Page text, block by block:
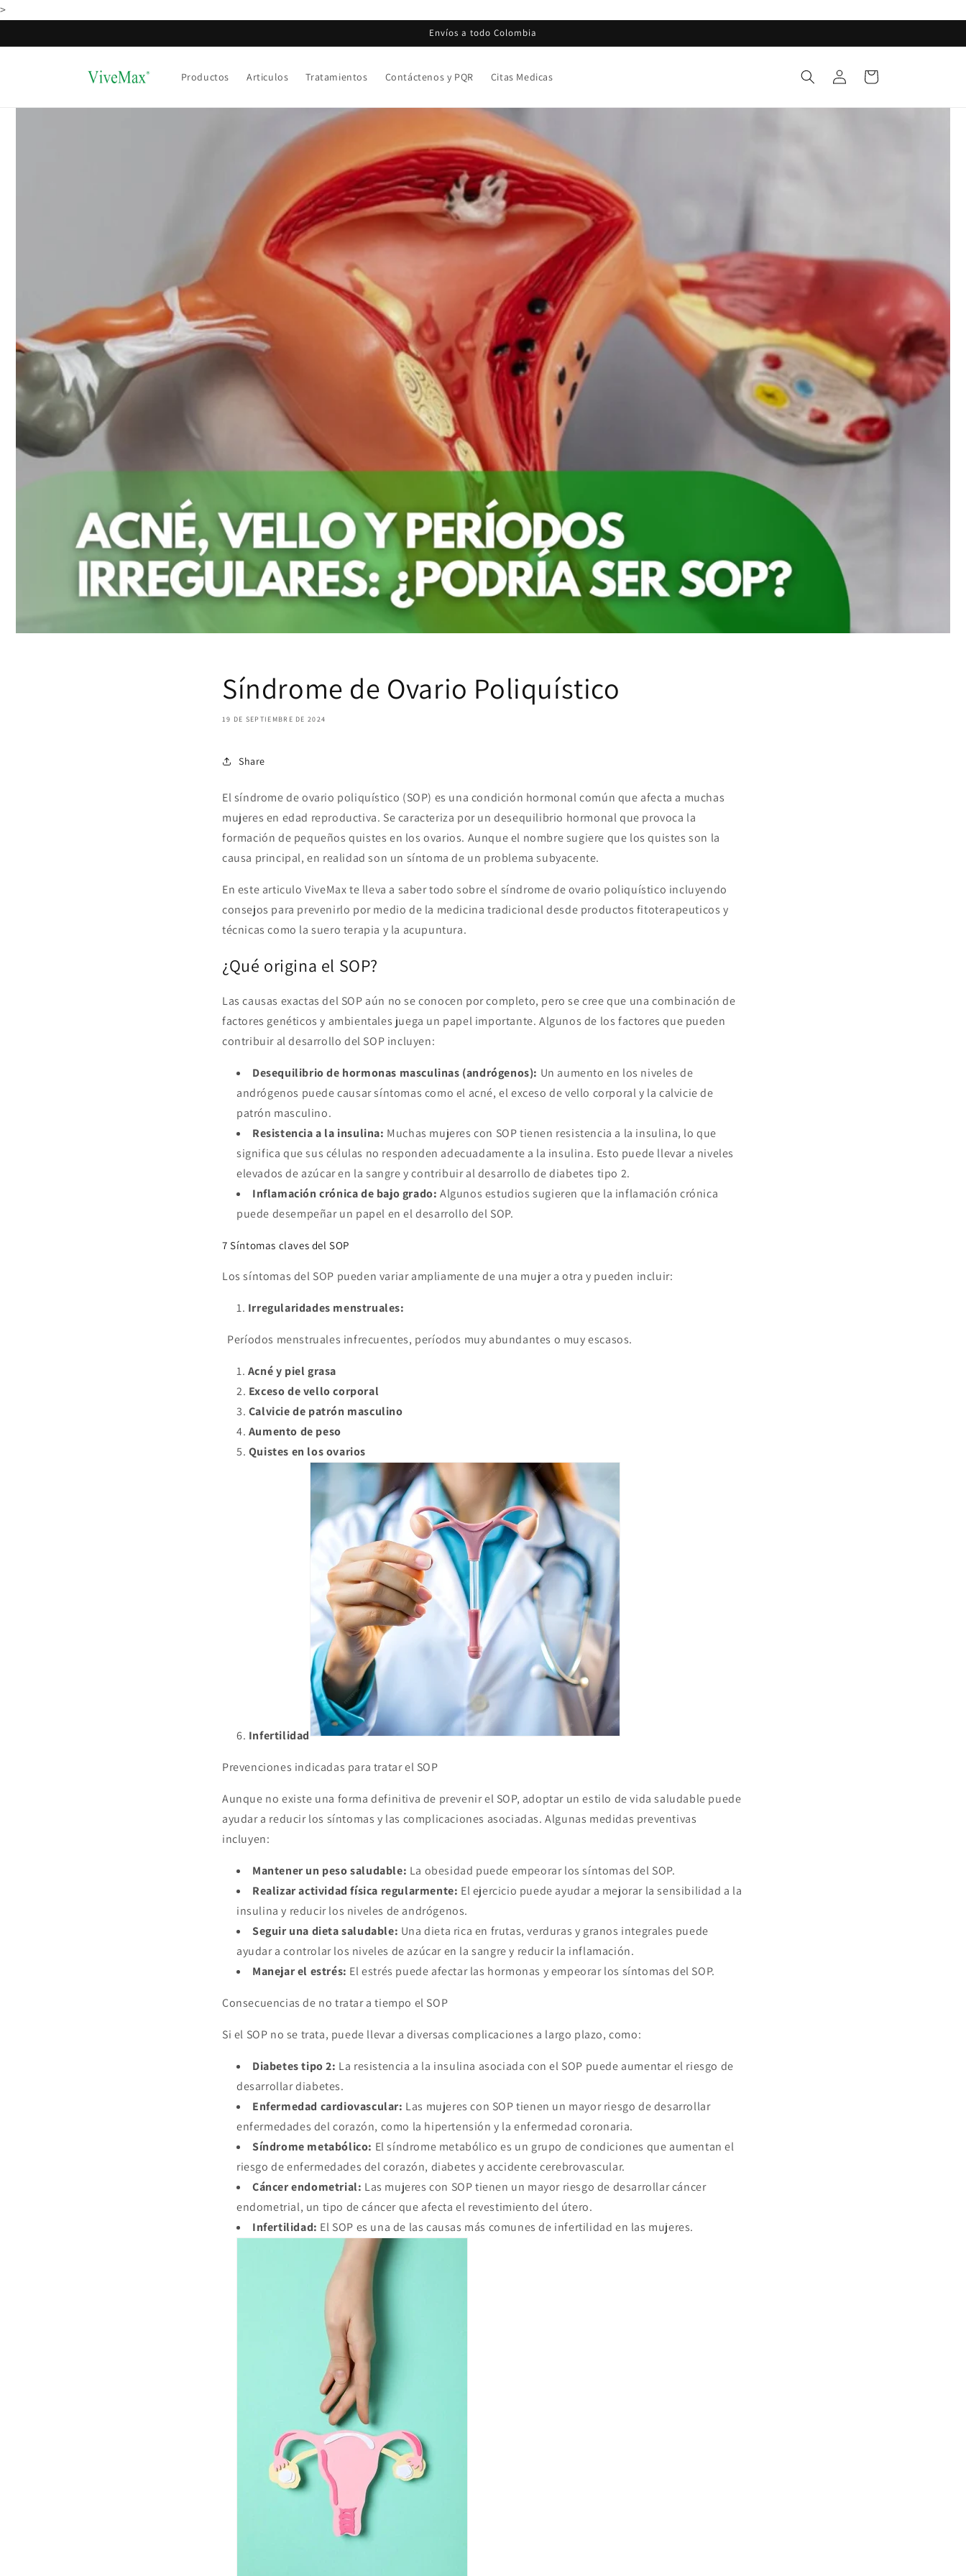
>
Envíos a todo Colombia
Productos Articulos Tratamientos Contáctenos y PQR Citas Medicas
Iniciar
sesión
Carrito
Síndrome de Ovario Poliquístico
19 DE SEPTIEMBRE DE 2024
Share
El síndrome de ovario poliquístico (SOP) es una condición hormonal común que afecta a muchas
mujeres en edad reproductiva. Se caracteriza por un desequilibrio hormonal que provoca la
formación de pequeños quistes en los ovarios. Aunque el nombre sugiere que los quistes son la
causa principal, en realidad son un síntoma de un problema subyacente.
En este articulo ViveMax te lleva a saber todo sobre el síndrome de ovario poliquístico incluyendo
consejos para prevenirlo por medio de la medicina tradicional desde productos fitoterapeuticos y
técnicas como la suero terapia y la acupuntura.
¿Qué origina el SOP?
Las causas exactas del SOP aún no se conocen por completo, pero se cree que una combinación de
factores genéticos y ambientales juega un papel importante. Algunos de los factores que pueden
contribuir al desarrollo del SOP incluyen:
Desequilibrio de hormonas masculinas (andrógenos): Un aumento en los niveles de
andrógenos puede causar síntomas como el acné, el exceso de vello corporal y la calvicie de
patrón masculino.
Resistencia a la insulina: Muchas mujeres con SOP tienen resistencia a la insulina, lo que
significa que sus células no responden adecuadamente a la insulina. Esto puede llevar a niveles
elevados de azúcar en la sangre y contribuir al desarrollo de diabetes tipo 2.
Inflamación crónica de bajo grado: Algunos estudios sugieren que la inflamación crónica
puede desempeñar un papel en el desarrollo del SOP.
7 Síntomas claves del SOP
Los síntomas del SOP pueden variar ampliamente de una mujer a otra y pueden incluir:
Irregularidades menstruales:
Períodos menstruales infrecuentes, períodos muy abundantes o muy escasos.
Acné y piel grasa
Exceso de vello corporal
Calvicie de patrón masculino
Aumento de peso
Quistes en los ovarios
Infertilidad
Prevenciones indicadas para tratar el SOP
Aunque no existe una forma definitiva de prevenir el SOP, adoptar un estilo de vida saludable puede
ayudar a reducir los síntomas y las complicaciones asociadas. Algunas medidas preventivas
incluyen:
Mantener un peso saludable: La obesidad puede empeorar los síntomas del SOP.
Realizar actividad física regularmente: El ejercicio puede ayudar a mejorar la sensibilidad a la
insulina y reducir los niveles de andrógenos.
Seguir una dieta saludable: Una dieta rica en frutas, verduras y granos integrales puede
ayudar a controlar los niveles de azúcar en la sangre y reducir la inflamación.
Manejar el estrés: El estrés puede afectar las hormonas y empeorar los síntomas del SOP.
Consecuencias de no tratar a tiempo el SOP
Si el SOP no se trata, puede llevar a diversas complicaciones a largo plazo, como:
Diabetes tipo 2: La resistencia a la insulina asociada con el SOP puede aumentar el riesgo de
desarrollar diabetes.
Enfermedad cardiovascular: Las mujeres con SOP tienen un mayor riesgo de desarrollar
enfermedades del corazón, como la hipertensión y la enfermedad coronaria.
Síndrome metabólico: El síndrome metabólico es un grupo de condiciones que aumentan el
riesgo de enfermedades del corazón, diabetes y accidente cerebrovascular.
Cáncer endometrial: Las mujeres con SOP tienen un mayor riesgo de desarrollar cáncer
endometrial, un tipo de cáncer que afecta el revestimiento del útero.
Infertilidad: El SOP es una de las causas más comunes de infertilidad en las mujeres.